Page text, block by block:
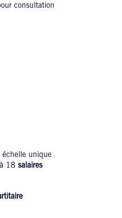
consultation
échelle unique
18 salaires